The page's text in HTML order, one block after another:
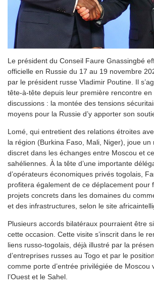
Le président du Conseil Faure Gnassingbé
officielle en Russie du 17 au 19 novembre
par le président russe Vladimir Poutine. Il
tête-à-tête depuis leur première rencontre
discussions : la montée des tensions
moyens pour la Russie d’y apporter son
Lomé, qui entretient des relations étroites
la région (Burkina Faso, Mali, Niger), joue un
discret dans les échanges entre Moscou et
sahéliennes. À la tête d’une importante
d’opérateurs économiques privés togolais,
profitera également de ce déplacement pour
projets concrets dans les domaines du
et des infrastructures, selon le site
Plusieurs accords bilatéraux pourraient être
cette occasion. Cette visite s’inscrit dans le
liens russo-togolais, déjà illustré par la
d’entreprises russes au Togo et par le
comme porte d’entrée privilégiée de Moscou
l’Ouest et le Sahel.